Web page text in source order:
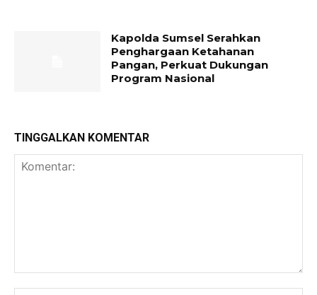
Kapolda Sumsel Serahkan
Penghargaan Ketahanan
Pangan, Perkuat Dukungan
Program Nasional
TINGGALKAN KOMENTAR